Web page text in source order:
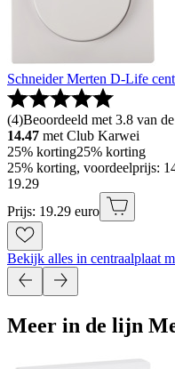
Schneider Merten D-Life
(4)Beoordeeld met 3.8 van
14.47 met Club Karwei
25% korting25% korting
25% korting, voordeelprijs:
19.29
Prijs: 19.29 euro
Bekijk alles in centraalplaat
Meer in de lijn